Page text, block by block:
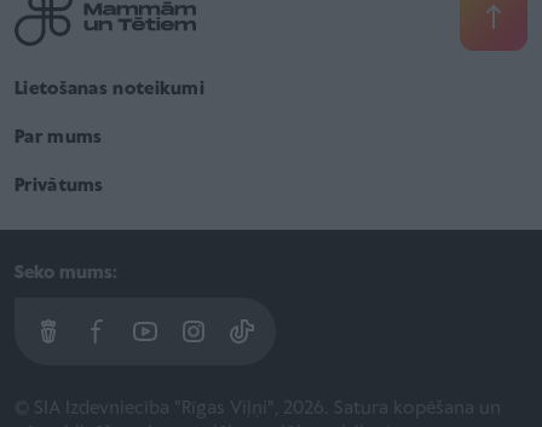
Lietošanas noteikumi
Par mums
Privātums
Seko mums:
© SIA Izdevniecība "Rīgas Viļņi", 2026. Satura kopēšana un